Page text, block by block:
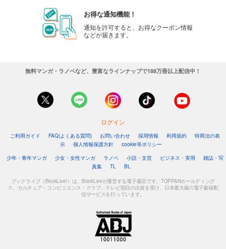
お得な通知機能！
通知を許可すると、お得なクーポン情報
などが届きます。
無料マンガ・ラノベなど、豊富なラインナップで188万冊以上配信中！
ログイン
ご利用ガイド FAQ(よくある質問) お問い合わせ 採用情報 利用規約
特商法の表
示
個人情報保護方針
cookie等ポリシー
少年・青年マンガ
少女・女性マンガ ラノベ 小説・文芸 ビジネス・実用
雑誌・写
真集
TL BL
ブックライブ（BookLive!）は、BookLiveが運営する電子書店です。TOPPANホールディング
ス、カルチュア・コンビニエンス・クラブ、テレビ朝日の出資を受け、日本最大級の電子書籍配
信サービスを行っています。